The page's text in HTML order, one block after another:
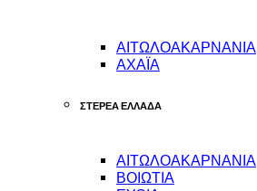
ΑΙΤΩΛΟΑΚΑΡΝΑΝΙΑ
ΑΧΑΪΑ
ΣΤΕΡΕΑ ΕΛΛΑΔΑ
ΑΙΤΩΛΟΑΚΑΡΝΑΝΙΑ
ΒΟΙΩΤΙΑ